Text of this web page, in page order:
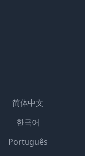
简体中文
한국어
Português